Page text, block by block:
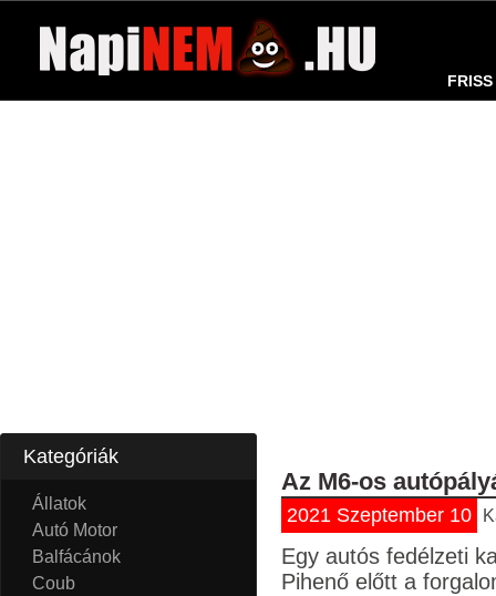
Kategóriák
Állatok
Autó Motor
Balfácánok
Coub
Az M6-os
2021 Szeptember 10
Egy autós fedélzeti
Pihenő előtt a